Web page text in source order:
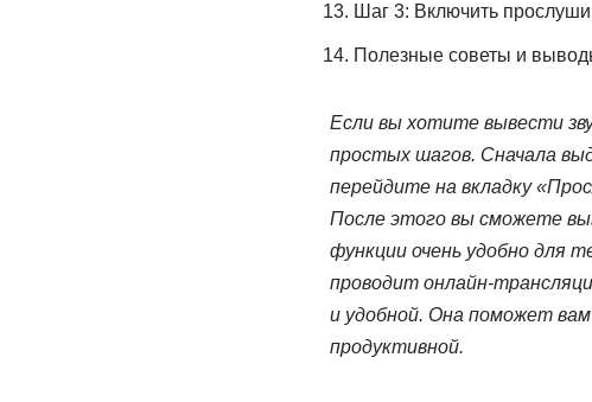
Шаг 3: Включить
Полезные советы и
Если вы хотите вывести
простых шагов. Сначала
перейдите на вкладку
После этого вы сможете
функции очень удобно для
проводит онлайн-
и удобной. Она поможет
продуктивной.